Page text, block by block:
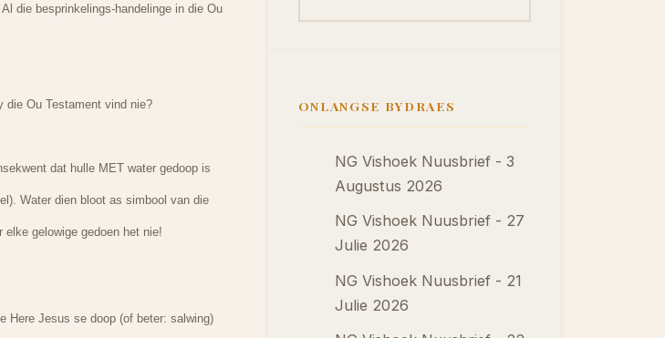
die besprinkelings-handelinge in die Ou
die Ou Testament vind nie?
dat hulle MET water gedoop is
Water dien bloot as simbool van die
gelowige gedoen het nie!
Here Jesus se doop (of beter: salwing)
ONLANGSE BYDRAES
NG Vishoek Nuusbrief - 3
Augustus 2026
NG Vishoek Nuusbrief - 27
Julie 2026
NG Vishoek Nuusbrief - 21
Julie 2026